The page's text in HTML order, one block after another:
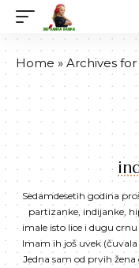
Home »Archives
Sedamdesetih godina
partizanke, indijanke,
imale isto lice i dugu
Imam ih još uvek
Jedna sam od prvih